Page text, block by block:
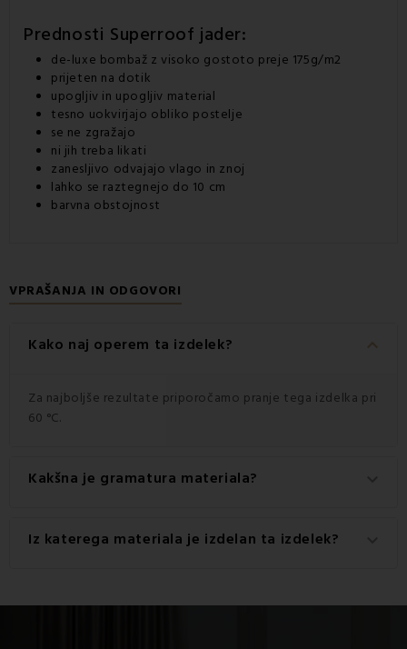
Prednosti Superroof jader:
de-luxe bombaž z visoko gostoto preje 175g/m2
prijeten na dotik
upogljiv in upogljiv material
tesno uokvirjajo obliko postelje
se ne zgražajo
ni jih treba likati
zanesljivo odvajajo vlago in znoj
lahko se raztegnejo do 10 cm
barvna obstojnost
VPRAŠANJA IN ODGOVORI
Kako naj operem ta izdelek? keyboard_arrow_down
Za najboljše rezultate priporočamo pranje tega izdelka pri
60 °C.
Kakšna je gramatura materiala?
Gramatura materiala, uporabljenega za ta izdelek, je 175
Iz katerega materiala je izdelan ta izdelek?